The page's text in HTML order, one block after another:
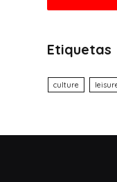
Etiquetas
culture